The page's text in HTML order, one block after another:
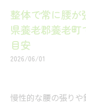
整体で常に腰
県養老郡養老
目安
2026/06/01
慢性的な腰の張り